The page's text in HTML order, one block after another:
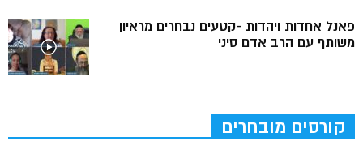
פאנל אחדות ויהדות -קטעים נבחרים מראיון
משותף עם הרב אדם סיני
קורסים מובחרים